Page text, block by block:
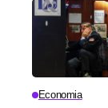
Economia